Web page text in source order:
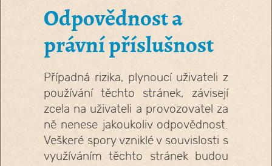
Odpovědnost a
právní příslušnost
Případná rizika, plynoucí uživateli z
používání těchto stránek, závisejí
zcela na uživateli a provozovatel za
ně nenese jakoukoliv odpovědnost.
Veškeré spory vzniklé v souvislosti s
využíváním těchto stránek budou